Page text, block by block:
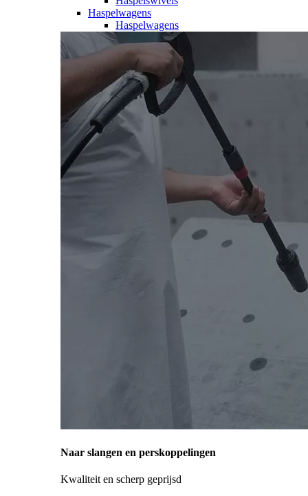
Haspelwagens
Haspelwagens
Naar slangen en perskoppelingen
Kwaliteit en scherp geprijsd